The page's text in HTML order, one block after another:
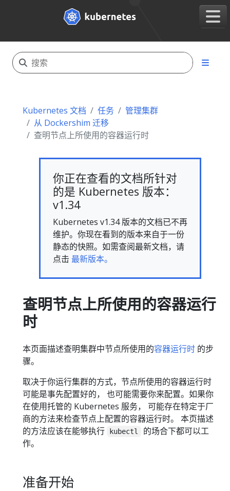
Kubernetes 文档 任务
管理集群
从 Dockershim 迁移
查明节点上所使用的容器运行时
你正在查看的文档所针对
的是 Kubernetes 版本：
v1.34
Kubernetes v1.34 版本的文档已不再
维护。你现在看到的版本来自于一份
静态的快照。如需查阅最新文档，请
点击 最新版本。
查明节点上所使用的容器运行
时
本页面描述查明集群中节点所使用的容器运行时 的步
骤。
取决于你运行集群的方式，节点所使用的容器运行时
可能是事先配置好的， 也可能需要你来配置。如果你
在使用托管的 Kubernetes 服务， 可能存在特定于厂
商的方法来检查节点上配置的容器运行时。 本页描述
的方法应该在能够执行
kubectl
的场合下都可以工
作。
准备开始